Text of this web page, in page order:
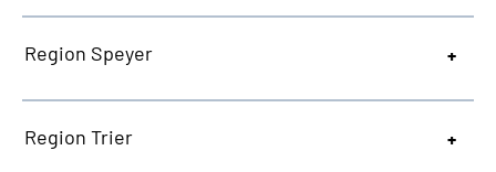
Region Speyer
Region Trier